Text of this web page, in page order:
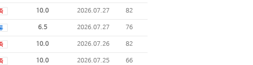
10.0 2026.07.27 82
6.5 2026.07.27 76
10.0 2026.07.26 82
10.0 2026.07.25 66